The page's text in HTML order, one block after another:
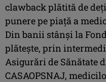
clawback plătită de
punere pe piaţă a
Din banii stânşi la
plăteşte, prin
Asigurări de Sănătate
CASAOPSNAJ,